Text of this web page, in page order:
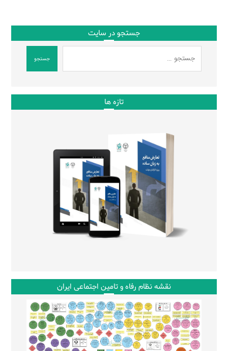
جستجو در سایت
جستجو
تازه ها
نقشه نظام رفاه و تامین اجتماعی ایران